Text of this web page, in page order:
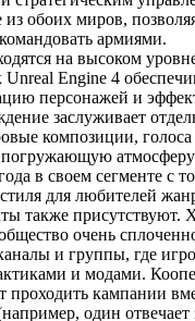
из обоих миров,
армиями.
на высоком
Engine 4
персонажей и
заслуживает
композиции,
погружающую
в своем сегменте с
для любителей
также присутствуют.
очень
и группы, где
и модами.
кампании
один отвечает